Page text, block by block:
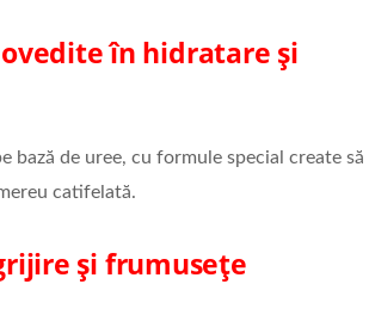
în hidratare și
bază de uree, cu formule special create să
catifelată.
și frumusețe